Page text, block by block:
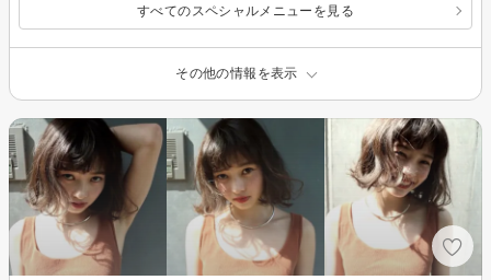
すべてのスペシャルメニューを見る
その他の情報を表示